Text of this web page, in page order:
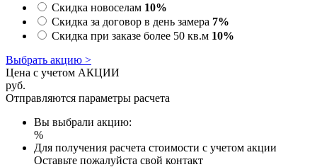
Скидка новоселам 10%
Скидка за договор в день замера 7%
Скидка при заказе более 50 кв.м 10%
Выбрать акцию >
Цена с учетом АКЦИИ
руб.
Отправляются параметры расчета
Вы выбрали акцию:
%
Для получения расчета стоимости с учетом акции
Оставьте пожалуйста свой контакт